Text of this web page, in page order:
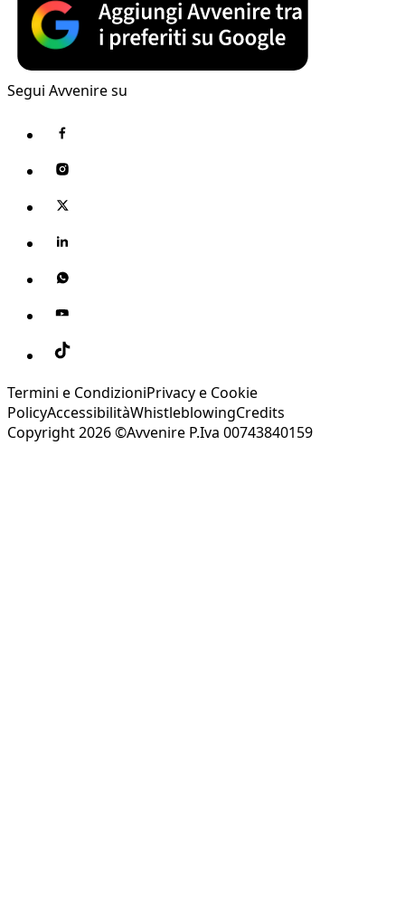
Segui Avvenire su
Termini e CondizioniPrivacy e Cookie
PolicyAccessibilitàWhistleblowingCredits
Copyright 2026 ©Avvenire P.Iva 00743840159